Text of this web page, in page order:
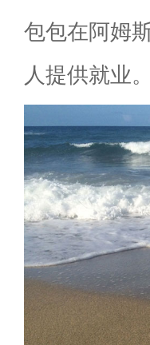
包包在阿姆
人提供就业。